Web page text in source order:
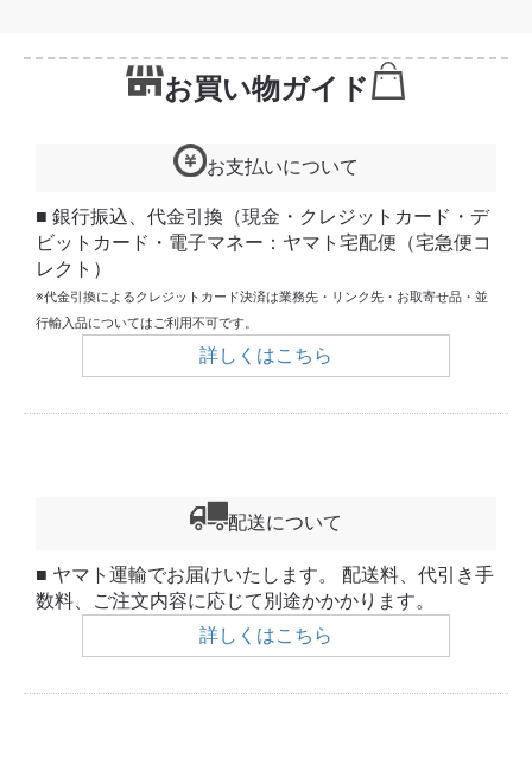
お買い物ガイド
お支払いについて
■ 銀行振込、代金引換（現金・クレジットカード・デ
ビットカード・電子マネー：ヤマト宅配便（宅急便コ
レクト）
※代金引換によるクレジットカード決済は業務先・リンク先・お取寄せ品・並
行輸入品についてはご利用不可です。
詳しくはこちら
配送について
■ ヤマト運輸でお届けいたします。 配送料、代引き手
数料、ご注文内容に応じて別途かかかります。
詳しくはこちら